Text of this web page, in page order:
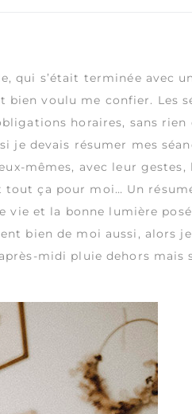
qui s’était terminée avec
bien voulu me confier. Les
horaires, sans rien
je devais résumer mes
mêmes, avec leur gestes,
tout ça pour moi… Un
vie et la bonne lumière
bien de moi aussi, alors
midi pluie dehors mais